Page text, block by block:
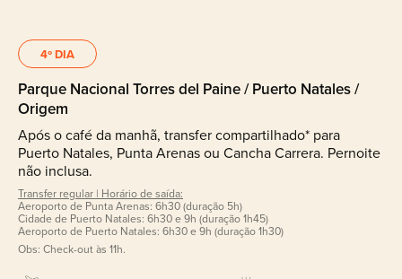
4º DIA
Parque Nacional Torres del Paine / Puerto Natales /
Origem
Após o café da manhã, transfer compartilhado* para
Puerto Natales, Punta Arenas ou Cancha Carrera. Pernoite
não inclusa.
Transfer regular | Horário de saída:
Aeroporto de Punta Arenas: 6h30 (duração 5h)
Cidade de Puerto Natales: 6h30 e 9h (duração 1h45)
Aeroporto de Puerto Natales: 6h30 e 9h (duração 1h30)
Obs: Check-out às 11h.